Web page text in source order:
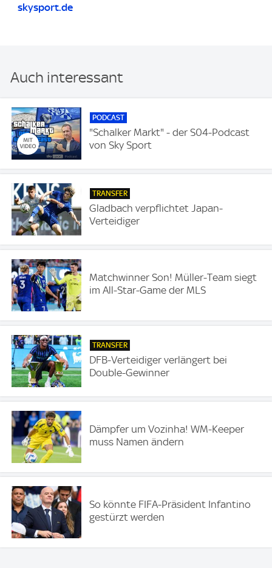
skysport.de
Auch interessant
PODCAST
"Schalker Markt" - der S04-Podcast
von Sky Sport
TRANSFER
Gladbach verpflichtet Japan-
Verteidiger
Matchwinner Son! Müller-Team siegt
im All-Star-Game der MLS
TRANSFER
DFB-Verteidiger verlängert bei
Double-Gewinner
Dämpfer um Vozinha! WM-Keeper
muss Namen ändern
So könnte FIFA-Präsident Infantino
gestürzt werden